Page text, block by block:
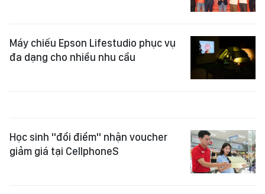
Máy chiếu Epson Lifestudio phục vụ
đa dạng cho nhiều nhu cầu
Học sinh "đổi điểm" nhận voucher
giảm giá tại CellphoneS